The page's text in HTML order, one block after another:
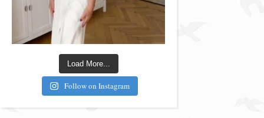
Load More...
Follow on Instagram